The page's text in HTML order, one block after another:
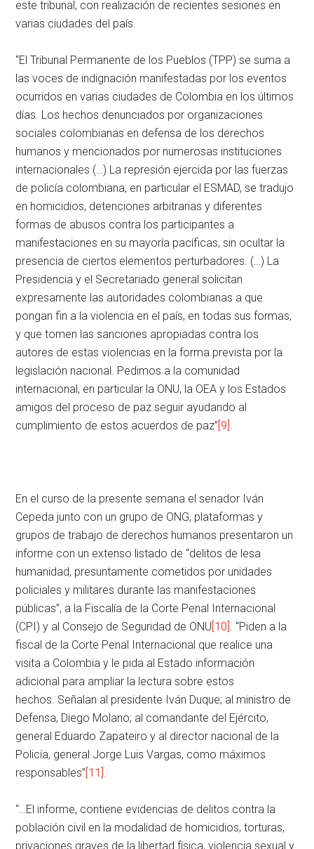
este tribunal, con realización de recientes sesiones en
varias ciudades del país.
“El Tribunal Permanente de los Pueblos (TPP) se suma a
las voces de indignación manifestadas por los eventos
ocurridos en varias ciudades de Colombia en los últimos
días. Los hechos denunciados por organizaciones
sociales colombianas en defensa de los derechos
humanos y mencionados por numerosas instituciones
internacionales (…) La represión ejercida por las fuerzas
de policía colombiana, en particular el ESMAD, se tradujo
en homicidios, detenciones arbitrarias y diferentes
formas de abusos contra los participantes a
manifestaciones en su mayoría pacíficas, sin ocultar la
presencia de ciertos elementos perturbadores. (…) La
Presidencia y el Secretariado general solicitan
expresamente las autoridades colombianas a que
pongan fin a la violencia en el país, en todas sus formas,
y que tomen las sanciones apropiadas contra los
autores de estas violencias en la forma prevista por la
legislación nacional. Pedimos a la comunidad
internacional, en particular la ONU, la OEA y los Estados
amigos del proceso de paz seguir ayudando al
cumplimiento de estos acuerdos de paz” [9] .
En el curso de la presente semana el senador Iván
Cepeda junto con un grupo de ONG, plataformas y
grupos de trabajo de derechos humanos presentaron un
informe con un extenso listado de “delitos de lesa
humanidad, presuntamente cometidos por unidades
policiales y militares durante las manifestaciones
públicas”, a la Fiscalía de la Corte Penal Internacional
(CPI) y al Consejo de Seguridad de ONU [10] . “Piden a la
fiscal de la Corte Penal Internacional que realice una
visita a Colombia y le pida al Estado información
adicional para ampliar la lectura sobre estos
hechos. Señalan al presidente Iván Duque; al ministro de
Defensa, Diego Molano; al comandante del Ejército,
general Eduardo Zapateiro y al director nacional de la
Policía, general Jorge Luis Vargas, como máximos
responsables” [11] .
“…El informe, contiene evidencias de delitos contra la
población civil en la modalidad de homicidios, torturas,
privaciones graves de la libertad física, violencia sexual y